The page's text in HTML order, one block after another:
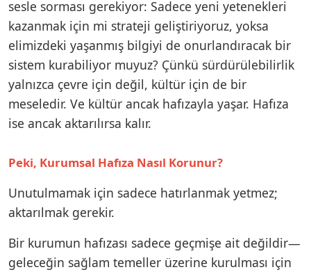
sesle sorması gerekiyor: Sadece yeni yetenekleri
kazanmak için mi strateji geliştiriyoruz, yoksa
elimizdeki yaşanmış bilgiyi de onurlandıracak bir
sistem kurabiliyor muyuz? Çünkü sürdürülebilirlik
yalnızca çevre için değil, kültür için de bir
meseledir. Ve kültür ancak hafızayla yaşar. Hafıza
ise ancak aktarılırsa kalır.
Peki, Kurumsal Hafıza Nasıl Korunur?
Unutulmamak için sadece hatırlanmak yetmez;
aktarılmak gerekir.
Bir kurumun hafızası sadece geçmişe ait değildir—
geleceğin sağlam temeller üzerine kurulması için